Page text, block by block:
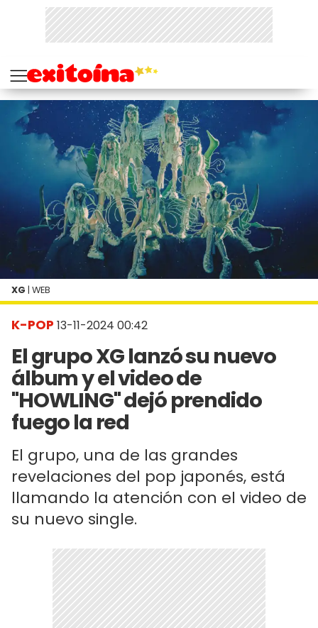
K-POP 13-11-2024 00:42
El grupo XG lanzó su nuevo
álbum y el video de
"HOWLING" dejó prendido
fuego la red
El grupo, una de las grandes
revelaciones del pop japonés, está
llamando la atención con el video de
su nuevo single.
XG | WEB